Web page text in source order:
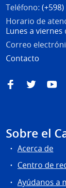
Teléfono:
Horario de
Lunes a viernes
Correo
Contacto
FacebookTwitter
Sobre el
Acerca de
Centro de
Ayúdanos a